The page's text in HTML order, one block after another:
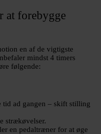
at forebygge
en af de vigtigste
mindst 4 timers
følgende:
tid ad gangen – skift stilling
strækøvelser.
en pedaltræner for at øge